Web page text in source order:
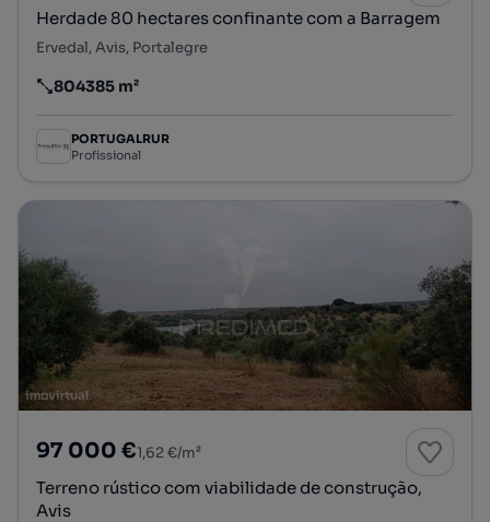
Herdade 80 hectares confinante com a Barragem
Ervedal, Avis, Portalegre
Preço por metro quadrado
804385 m²
PORTUGALRUR
Profissional
97 000 €1,62 €/m²
Terreno rústico com viabilidade de construção,
Avis